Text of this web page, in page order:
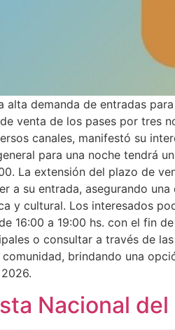
alta demanda de entradas
venta de los pases por tres
canales, manifestó su
para una noche tendrá
La extensión del plazo de
a su entrada, asegurando
y cultural. Los interesados
16:00 a 19:00 hs. con el fin
o consultar a través de
brindando una
Nacional